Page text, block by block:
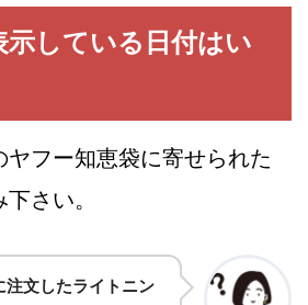
示している日付はい
フー知恵袋に寄せられた
さい。
注文したライトニン